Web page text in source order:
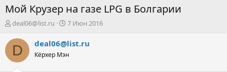
Мой Крузер на газе LPG в Болгарии
А
т
р
deal06@list.ru
Д
т
н
7 Июн 2016
D deal06@list.ru
Кёрхер Мэн